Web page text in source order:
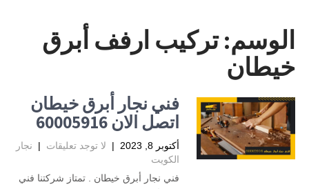
الوسم:تركيب ارفف أبرق
خيطان
فني نجار أبرق خيطان
اتصل الان 60005916
أكتوبر 8, 2023 | لا توجد تعليقات | نجار
الكويت
فني نجار أبرق خيطان . تمتاز شركتنا فني